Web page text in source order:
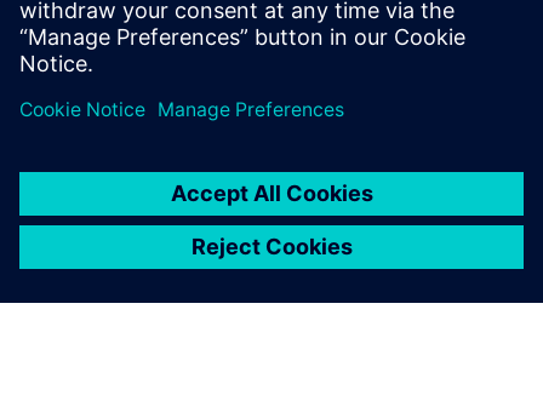
Відвідайте спільноту